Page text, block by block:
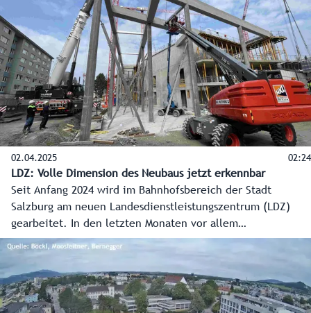
Bau sichtbar. Bisher läuft alles genau nach Plan und bis
zum Sommer nächsten Jahres soll das Erdgeschoss fertig
sein.
02.04.2025 02:24
LDZ: Volle Dimension des Neubaus jetzt erkennbar
Seit Anfang 2024 wird im Bahnhofsbereich der Stadt
Salzburg am neuen Landesdienstleistungszentrum (LDZ)
gearbeitet. In den letzten Monaten vor allem
„unterirdisch“. Mittlerweile ist auch an der Oberfläche
schon sehr viel passiert. Bis ins zweite Obergeschoss sind
die derzeit rund 120 Bauarbeiter vorgedrungen. Auch die
ganze Dimension des Grundrisses ist nun erkennbar. Ebenso
der neue offene Eingangsbereich in das Gebäude.